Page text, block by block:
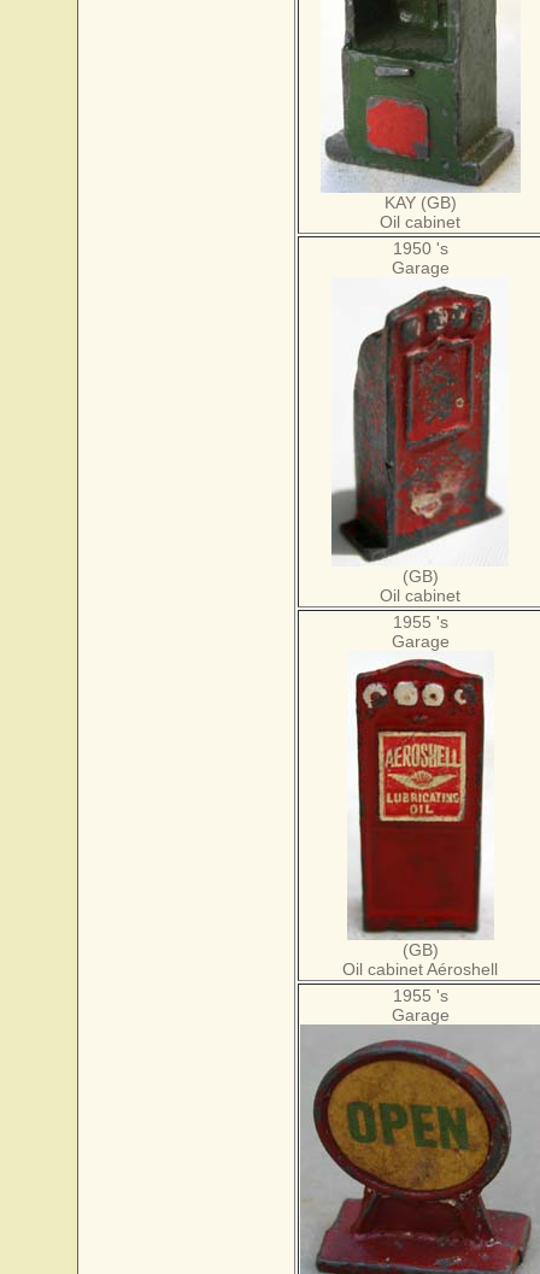
KAY (GB)
Oil cabinet
1950 's
Garage
(GB)
Oil cabinet
1955 's
Garage
(GB)
Oil cabinet Aéroshell
1955 's
Garage